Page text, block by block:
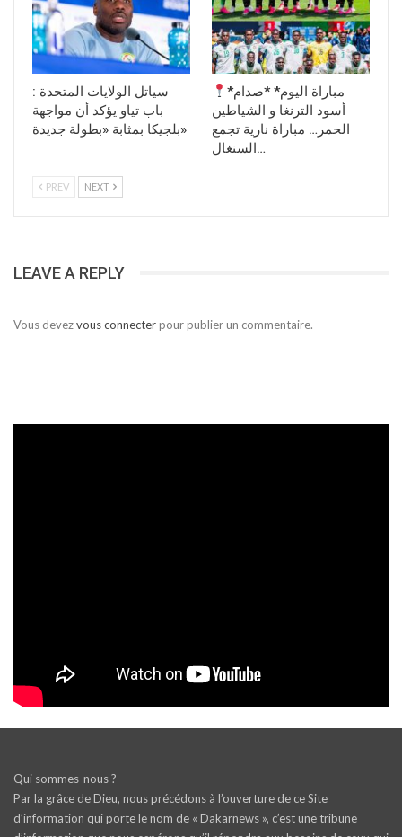
سياتل الولايات المتحدة :
باب تياو يؤكد أن مواجهة
بلجيكا بمثابة «بطولة جديدة»
*مباراة اليوم* *صدام
أسود الترنغا و الشياطين
الحمر… مباراة نارية تجمع
السنغال…
PREV NEXT
LEAVE A REPLY
Vous devezvous connecterpour publier un commentaire.
Qui sommes-nous ?
Par la grâce de Dieu, nous précédons à l’ouverture de ce Site
d’information qui porte le nom de « Dakarnews », c’est une tribune